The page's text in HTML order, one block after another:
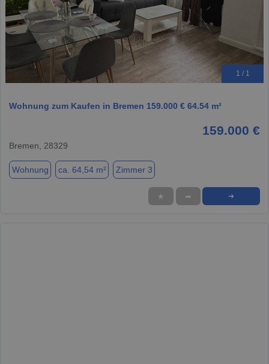
1 / 1
Wohnung zum Kaufen in Bremen 159.000 € 64.54 m²
159.000 €
Bremen, 28329
Wohnung ca. 64,54 m² Zimmer 3
★ ➦ ➜